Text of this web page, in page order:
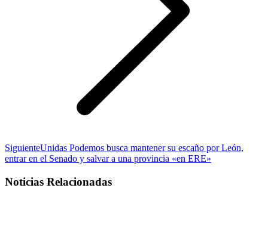
SiguientePublicación
siguiente:
Unidas Podemos busca mantener su escaño por León,
entrar en el Senado y salvar a una provincia «en ERE»
Noticias Relacionadas